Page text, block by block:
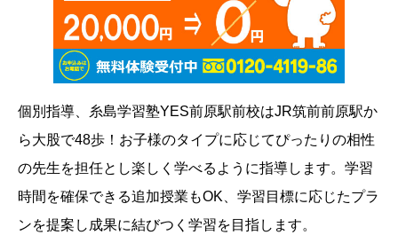
個別指導、糸島学習塾YES前原駅前校はJR筑前前原駅か
ら大股で48歩！お子様のタイプに応じてぴったりの相性
の先生を担任とし楽しく学べるように指導します。学習
時間を確保できる追加授業もOK、学習目標に応じたプラ
ンを提案し成果に結びつく学習を目指します。